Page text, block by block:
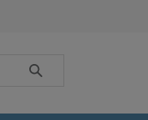
Szukaj